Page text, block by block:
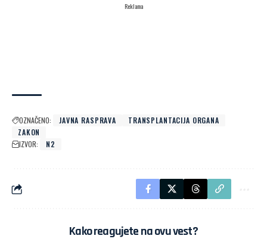
Reklama
OZNAČENO: JAVNA RASPRAVA
TRANSPLANTACIJA ORGANA
ZAKON
IZVOR:
N2
Kako reagujete na ovu vest?